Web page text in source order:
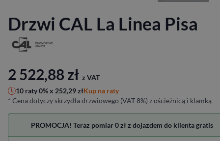
Drzwi CAL La Linea Pisa
2 522,88zł z VAT
10 raty 0% x 252,29złKup na raty
* Cena dotyczy skrzydła drzwiowego (VAT 8%) z ościeżnicą i klamką
PROMOCJA! Teraz pomiar 0 zł z dojazdem do klienta gratis